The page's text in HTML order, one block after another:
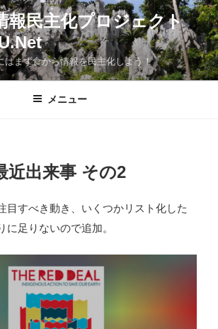
報民主化プロジェクト
はまず食から情報を民主化しよう！
メニュー
近出来事 その2
すべき動き、いくつかリスト化した
に足りないので追加。